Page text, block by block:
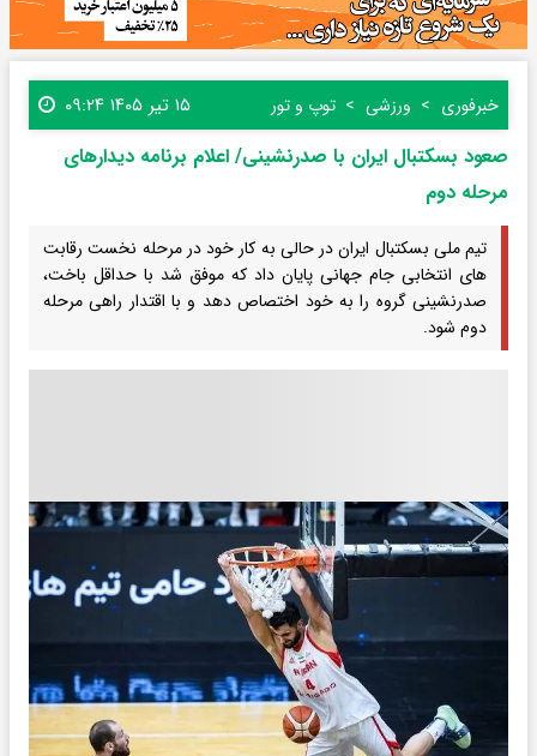
خبرفوری ورزشی توپ و تور ۱۵ تیر ۱۴۰۵ ۰۹:۲۴
صعود بسکتبال ایران با صدرنشینی/ اعلام برنامه دیدارهای
مرحله دوم
تیم ملی بسکتبال ایران در حالی به کار خود در مرحله نخست رقابت
های انتخابی جام جهانی پایان داد که موفق شد با حداقل باخت،
صدرنشینی گروه را به خود اختصاص دهد و با اقتدار راهی مرحله
دوم شود.